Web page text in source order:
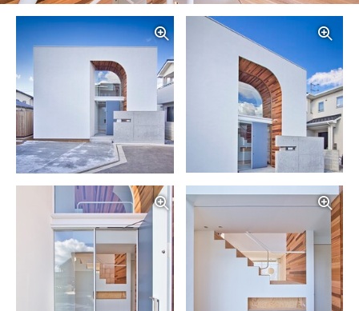
写真を拡大する
写真を拡大する